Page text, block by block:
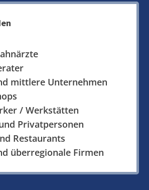
mittlere Unternehmen
/ Werkstätten
Privatpersonen
Restaurants
überregionale Firmen